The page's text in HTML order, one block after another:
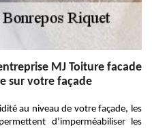
MJ Toiture facade
sur votre façade
au niveau de votre façade, les
d’imperméabiliser les